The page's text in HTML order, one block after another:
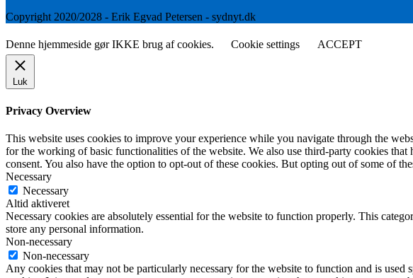
Copyright 2020/2028 - Erik Egvad Petersen - sydnyt.dk
Denne hjemmeside gør IKKE brug af cookies. Cookie settings ACCEPT
Luk
Privacy Overview
This website uses cookies to improve your experience while you navigate through the
for the working of basic functionalities of the website. We also use third-party cookies
consent. You also have the option to opt-out of these cookies. But opting out of some of
Necessary
Necessary
Altid aktiveret
Necessary cookies are absolutely essential for the website to function properly. This
store any personal information.
Non-necessary
Non-necessary
Any cookies that may not be particularly necessary for the website to function and is used